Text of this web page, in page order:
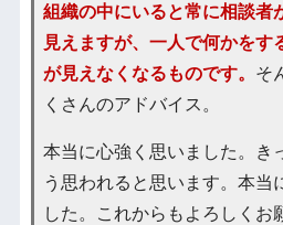
組織の中にいると常に相談者
見えますが、一人で何かをす
が見えなくなるものです。 そ
くさんのアドバイス。
本当に心強く思いました。き
う思われると思います。本当
した。これからもよろしくお